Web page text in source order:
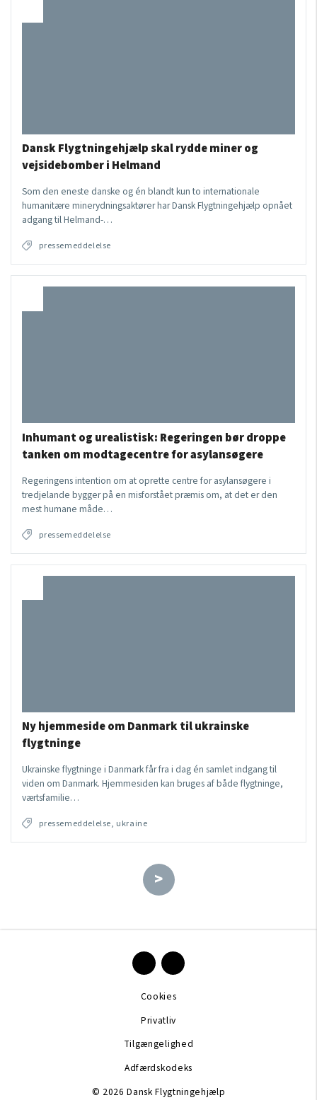
Dansk Flygtningehjælp skal rydde miner og
vejsidebomber i Helmand
Som den eneste danske og én blandt kun to internationale
humanitære minerydningsaktører har Dansk Flygtningehjælp opnået
adgang til Helmand-…
pressemeddelelse
Inhumant og urealistisk: Regeringen bør droppe
tanken om modtagecentre for asylansøgere
Regeringens intention om at oprette centre for asylansøgere i
tredjelande bygger på en misforstået præmis om, at det er den
mest humane måde…
pressemeddelelse
Ny hjemmeside om Danmark til ukrainske
flygtninge
Ukrainske flygtninge i Danmark får fra i dag én samlet indgang til
viden om Danmark. Hjemmesiden kan bruges af både flygtninge,
værtsfamilie…
pressemeddelelse, ukraine
>
© 2026 Dansk Flygtningehjælp
Cookies
Privatliv
Tilgængelighed
Adfærdskodeks